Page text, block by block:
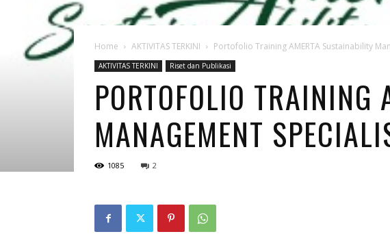
Home AKTIVITAS TERKINI Portofolio Training AMERTA Sustainability
AKTIVITAS TERKINI Riset dan Publikasi
PORTOFOLIO
MANAGEMENT
1085 2